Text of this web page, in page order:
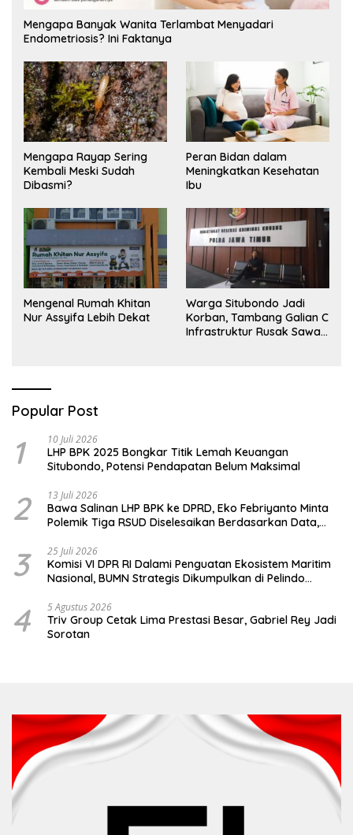
Mengapa Banyak Wanita Terlambat Menyadari
Endometriosis? Ini Faktanya
Mengapa Rayap Sering
Kembali Meski Sudah
Dibasmi?
Peran Bidan dalam
Meningkatkan Kesehatan
Ibu
Mengenal Rumah Khitan
Nur Assyifa Lebih Dekat
Warga Situbondo Jadi
Korban, Tambang Galian C
Infrastruktur Rusak Sawah
Popular Post
1 10 Juli 2026
LHP BPK 2025 Bongkar Titik Lemah Keuangan
Situbondo, Potensi Pendapatan Belum Maksimal
2 13 Juli 2026
Bawa Salinan LHP BPK ke DPRD, Eko Febriyanto Minta
Polemik Tiga RSUD Diselesaikan Berdasarkan Data,
3 25 Juli 2026
Komisi VI DPR RI Dalami Penguatan Ekosistem Maritim
Nasional, BUMN Strategis Dikumpulkan di Pelindo
4 5 Agustus 2026
Triv Group Cetak Lima Prestasi Besar, Gabriel Rey Jadi
Sorotan